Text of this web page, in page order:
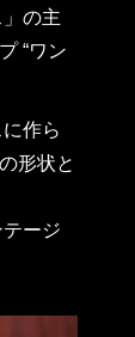
の主
“ワン
作ら
形状と
ージ